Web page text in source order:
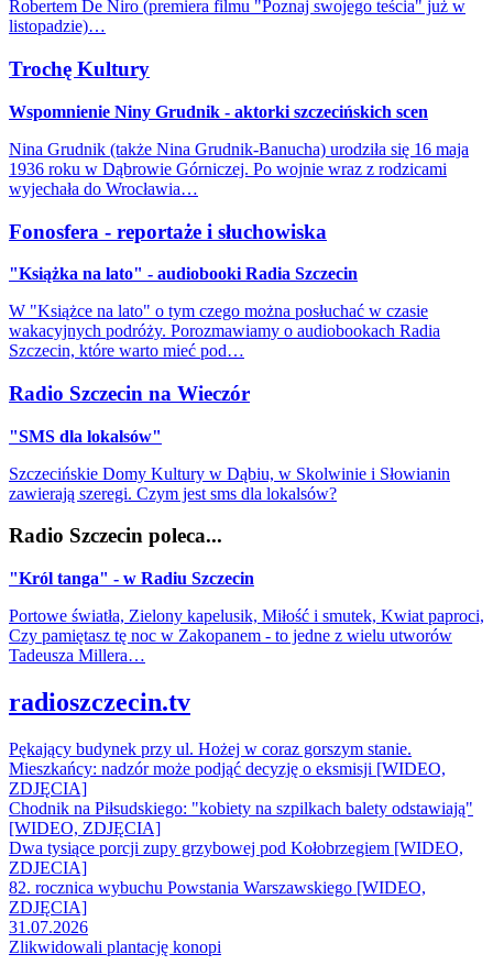
Robertem De Niro (premiera filmu "Poznaj swojego teścia" już w
listopadzie)…
Trochę Kultury
Wspomnienie Niny Grudnik - aktorki szczecińskich scen
Nina Grudnik (także Nina Grudnik-Banucha) urodziła się 16 maja
1936 roku w Dąbrowie Górniczej. Po wojnie wraz z rodzicami
wyjechała do Wrocławia…
Fonosfera - reportaże i słuchowiska
"Książka na lato" - audiobooki Radia Szczecin
W "Książce na lato" o tym czego można posłuchać w czasie
wakacyjnych podróży. Porozmawiamy o audiobookach Radia
Szczecin, które warto mieć pod…
Radio Szczecin na Wieczór
"SMS dla lokalsów"
Szczecińskie Domy Kultury w Dąbiu, w Skolwinie i Słowianin
zawierają szeregi. Czym jest sms dla lokalsów?
Radio Szczecin poleca...
"Król tanga" - w Radiu Szczecin
Portowe światła, Zielony kapelusik, Miłość i smutek, Kwiat paproci,
Czy pamiętasz tę noc w Zakopanem - to jedne z wielu utworów
Tadeusza Millera…
radioszczecin.tv
Pękający budynek przy ul. Hożej w coraz gorszym stanie.
Mieszkańcy: nadzór może podjąć decyzję o eksmisji [WIDEO,
ZDJĘCIA]
Chodnik na Piłsudskiego: "kobiety na szpilkach balety odstawiają"
[WIDEO, ZDJĘCIA]
Dwa tysiące porcji zupy grzybowej pod Kołobrzegiem [WIDEO,
ZDJECIA]
82. rocznica wybuchu Powstania Warszawskiego [WIDEO,
ZDJĘCIA]
31.07.2026
Zlikwidowali plantację konopi